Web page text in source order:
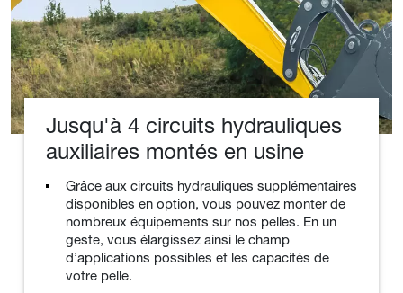
Jusqu'à 4 circuits hydrauliques
auxiliaires montés en usine
Grâce aux circuits hydrauliques supplémentaires
disponibles en option, vous pouvez monter de
nombreux équipements sur nos pelles. En un
geste, vous élargissez ainsi le champ
d’applications possibles et les capacités de
votre pelle.